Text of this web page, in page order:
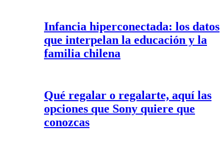
Infancia hiperconectada: los datos
que interpelan la educación y la
familia chilena
Qué regalar o regalarte, aquí las
opciones que Sony quiere que
conozcas